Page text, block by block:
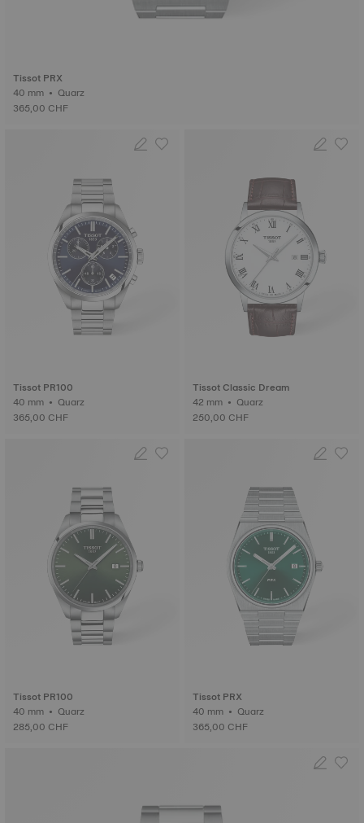
Tissot PRX
40 mm • Quarz
365,00 CHF
Tissot PR100
40 mm • Quarz
365,00 CHF
Tissot Classic Dream
42 mm • Quarz
250,00 CHF
Tissot PR100
40 mm • Quarz
285,00 CHF
Tissot PRX
40 mm • Quarz
365,00 CHF